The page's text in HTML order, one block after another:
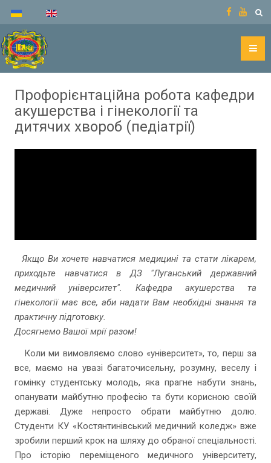
Профорієнтаційна робота кафедри
акушерства і гінекології та
дитячих хвороб (педіатрії)
Якщо Ви хочете навчатися медицині та стати лікарем,
приходьте навчатися в ДЗ "Луганський державний
медичний університет". Кафедра акушерства та
гінекології має все, аби надати Вам необхідні знання та
практичну підготовку.
Досягнемо Вашої мрії разом!
Коли ми вимовляємо слово «університет», то, перш за
все, маємо на увазі багаточисельну, розумну, веселу і
гомінку студентську молодь, яка прагне набути знань,
опанувати майбутню професію та бути корисною своїй
державі. Дуже непросто обрати майбутню долю.
Студенти КУ «Костянтинівський медичний коледж» вже
зробили перший крок на шляху до обраної спеціальності.
Про історію переміщеного медичного університету,